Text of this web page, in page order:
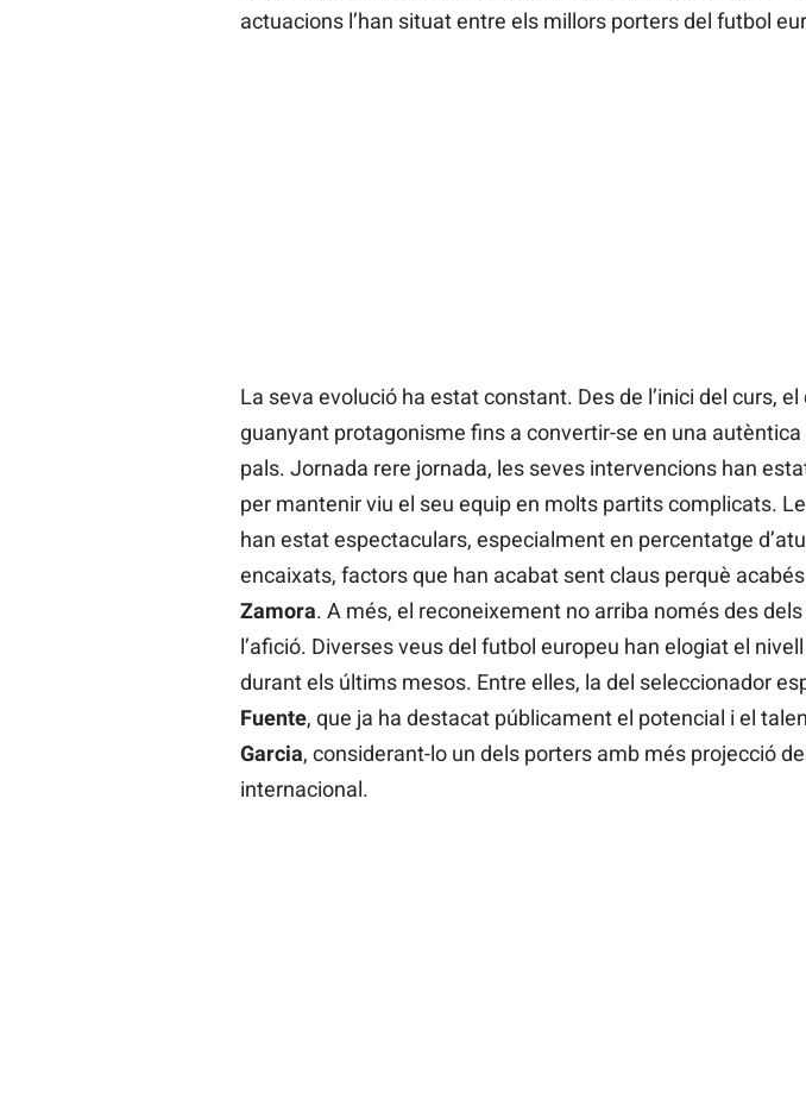
actuacions l’han situat entre els millors porters del futbol
La seva evolució ha estat constant. Des de l’inici del curs,
guanyant protagonisme fins a convertir-se en una
pals. Jornada rere jornada, les seves intervencions han
per mantenir viu el seu equip en molts partits complicats.
han estat espectaculars, especialment en percentatge
encaixats, factors que han acabat sent claus perquè
Zamora. A més, el reconeixement no arriba només des
l’afició. Diverses veus del futbol europeu han elogiat el
durant els últims mesos. Entre elles, la del seleccionador
Fuente, que ja ha destacat públicament el potencial i el
Garcia, considerant-lo un dels porters amb més projecció
internacional.